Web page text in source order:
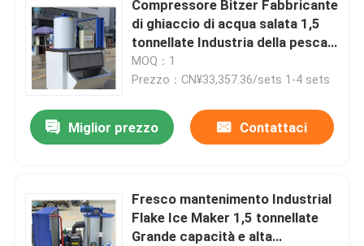
Prodotti
Compressore Bitzer Fabbricante
di ghiaccio di acqua salata 1,5
tonnellate Industria della pesca
Macchina per la produzione di
ghiaccio a fiocchi
MOQ：1
Prezzo：CN¥33,357.36/sets 1-4 sets
Miglior prezzo Contattaci
Fresco mantenimento Industrial
Flake Ice Maker 1,5 tonnellate
Grande capacità e alta